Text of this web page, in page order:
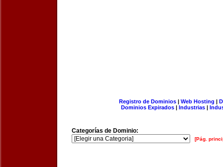
Registro de Dominios| Web Hosting |
Dominios Expirados | Industrias |
Categorías de Dominio:
[Pág.